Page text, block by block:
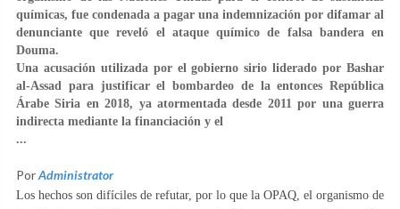
químicas, fue condenada a pagar una indemnización por difamar al
denunciante que reveló el ataque químico de falsa bandera en
Douma.
Una acusación utilizada por el gobierno sirio liderado por Bashar
al-Assad para justificar el bombardeo de la entonces República
Árabe Siria en 2018, ya atormentada desde 2011 por una guerra
indirecta mediante la financiación y el
...
PorAdministrator
Los hechos son difíciles de refutar, por lo que la OPAQ, el organismo de